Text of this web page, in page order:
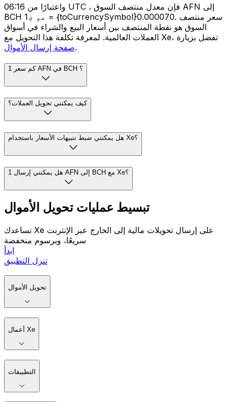
واعتبارًا من 06:16 UTC ، فإن معدل منتصف السوق AFN إلى
BCH هو ؋1 = {toCurrencySymbol}0.000070. سعر منتصف
السوق هو نقطة المنتصف بين أسعار البيع والشراء في أسواق
العملات العالمية. لمعرفة تكلفة هذا التحويل مع Xe، تفضل بزيارة
صفحة إرسال الأموال.
كم سعر 1 AFN في BCH ؟
كيف يمكنني تحويل العملات؟
هل يمكنني ضبط تنبيهات الأسعار باستخدام Xe؟
هل يمكنني إرسال 1 AFN إلى BCH مع Xe؟
تبسيط عمليات تحويل الأموال
تساعدك Xe على إرسال تحويلات مالية إلى الخارج عبر الإنترنت
سريعًا، وبرسوم منخفضة
ابدأ
تنزل التطبيق
تحويل الأموال
أعمال Xe
التطبيقات